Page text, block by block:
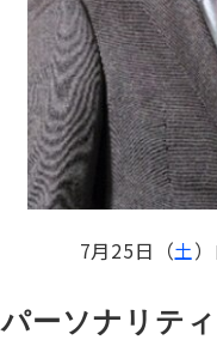
7月25日（土
パーソナリテ